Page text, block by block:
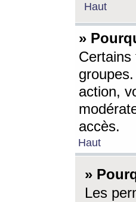
Haut
»
Certains
action,
accès.
Haut
»
Les